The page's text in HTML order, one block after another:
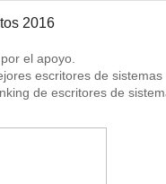
2016
el apoyo.
escritores de sistemas
de escritores de